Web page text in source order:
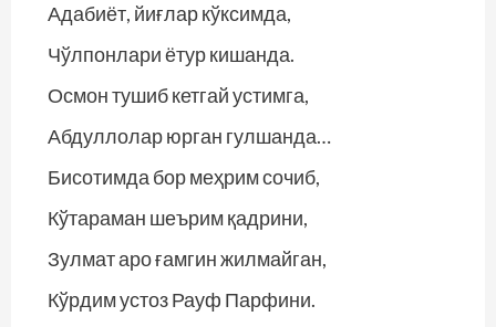
Адабиёт, йиғлар кўксимда,
Чўлпонлари ётур кишанда.
Осмон тушиб кетгай устимга,
Абдуллолар юрган гулшанда…
Бисотимда бор меҳрим сочиб,
Кўтараман шеърим қадрини,
Зулмат аро ғамгин жилмайган,
Кўрдим устоз Рауф Парфини.